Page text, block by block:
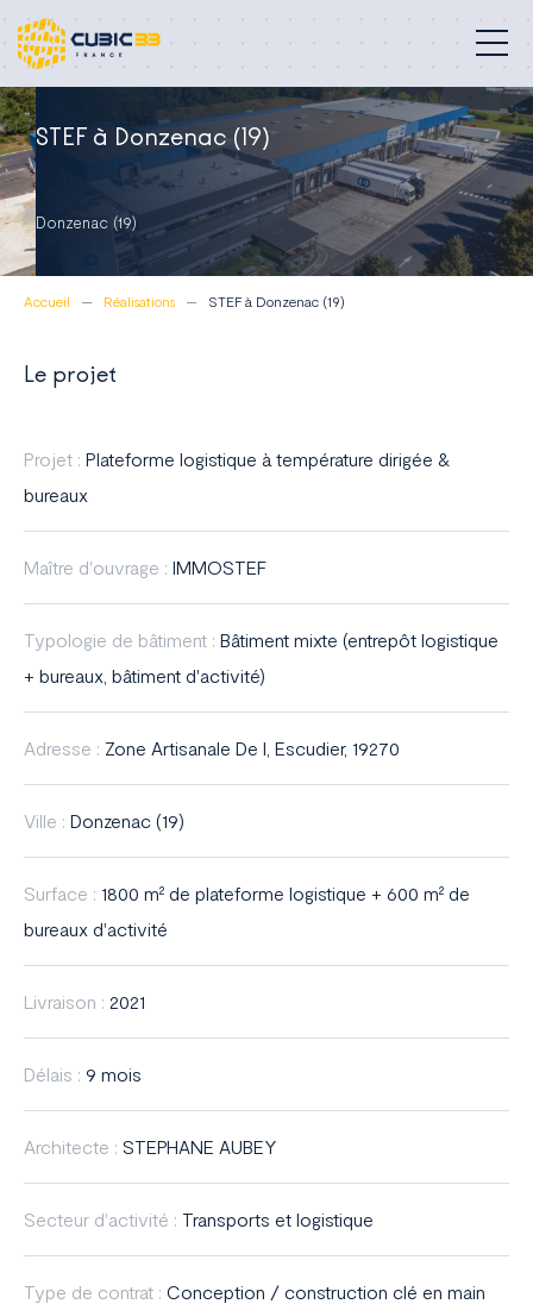
STEF à Donzenac (19)
Donzenac (19)
Accueil Réalisations STEF à Donzenac (19)
Le projet
Projet : Plateforme logistique à température dirigée &
bureaux
Maître d'ouvrage : IMMOSTEF
Typologie de bâtiment : Bâtiment mixte (entrepôt logistique
+ bureaux, bâtiment d'activité)
Adresse : Zone Artisanale De l, Escudier, 19270
Ville : Donzenac (19)
Surface : 1800 m² de plateforme logistique + 600 m² de
bureaux d'activité
Livraison : 2021
Délais : 9 mois
Architecte : STEPHANE AUBEY
Secteur d'activité : Transports et logistique
Type de contrat : Conception / construction clé en main
Bâtiments professionnels
Nos métiers
Engagements
Réalisations